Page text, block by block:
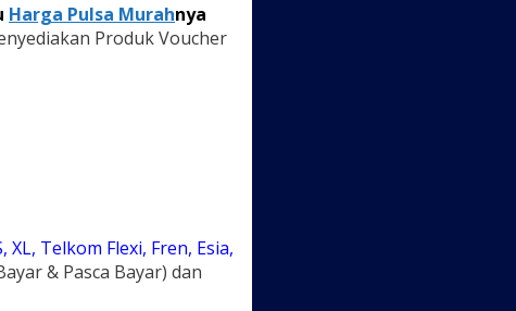
Harga Pulsa Murahnya
Produk Voucher
Telkom Flexi, Fren, Esia,
& Pasca Bayar) dan